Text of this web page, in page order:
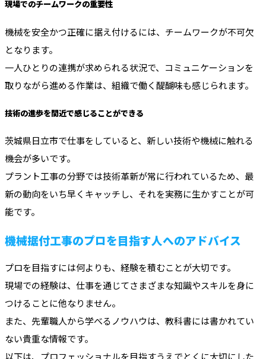
現場でのチームワークの重要性
機械を安全かつ正確に据え付けるには、チームワークが不可欠
となります。
一人ひとりの連携が求められる状況で、コミュニケーションを
取りながら進める作業は、組織で働く醍醐味も感じられます。
技術の進歩を間近で感じることができる
茨城県日立市で仕事をしていると、新しい技術や機械に触れる
機会が多いです。
プラント工事の分野では技術革新が常に行われているため、最
新の動向をいち早くキャッチし、それを実務に生かすことが可
能です。
機械据付工事のプロを目指す人へのアドバイス
プロを目指すには何よりも、経験を積むことが大切です。
現場での経験は、仕事を通じてさまざまな知識やスキルを身に
つけることに他なりません。
また、先輩職人から学べるノウハウは、教科書には書かれてい
ない貴重な情報です。